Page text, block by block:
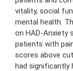
vitality, social
mental health.
on HAD-Anxiety
patients with
scores above
had significantly